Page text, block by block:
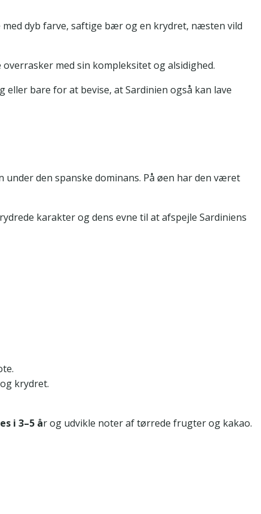
dyb farve, saftige bær og en krydret, næsten vild
med sin kompleksitet og alsidighed.
bare for at bevise, at Sardinien også kan lave
den spanske dominans. På øen har den været
karakter og dens evne til at afspejle Sardiniens
krydret.
i 3–5 år og udvikle noter af tørrede frugter og kakao.